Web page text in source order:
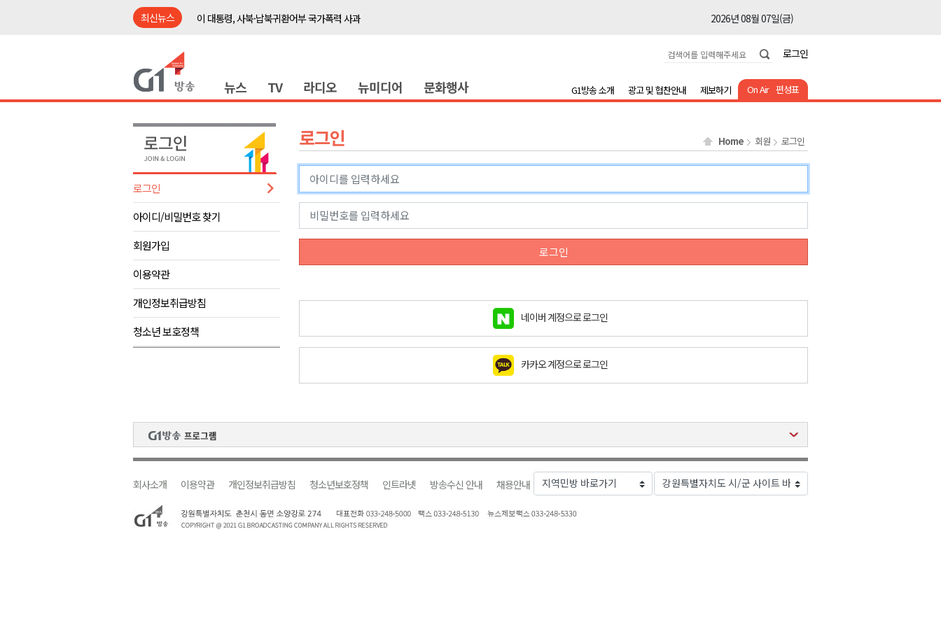
최신뉴스
이 대통령, 사북·납북귀환어부 국가폭력 사과
2026년 08월 07일(금)
2026년 08월 07일(금)
이광재 국회 예결위원장, 강릉시 초청 특별 강연
2026년 08월 07일(금)
육동한 시장, 국제스케이트장 춘천 유치 건의
영월군, 국·도비 확보 보고회 개최
2026년 08월 07일(금)
삼척 공공산후조리원 이전 시급
강원자치도교육청 교감급 이상 387명 인사
2026년 08월 07일(금)
도-시군 첫 간담회..우상호 "하나된 공동체"
이 대통령, 사북·납북귀환어부 국가폭력 사과
2026년 08월 07일(금)
여름축제 더위와 전쟁..물놀이 접목
2026년 08월 07일(금)
강원도, 최휘영 문체부장관과 정책간담회
이광재 국회 예결위원장, 강릉시 초청 특별 강연
검찰청 폐지..해결 과제 산적
강원자치도교육청 교감급 이상 387명 인사
2026년 08월 07일(금)
로그인
뉴스 TV 라디오 뉴미디어 문화행사 On Air 편성표
G1방송 소개 광고 및 협찬안내 제보하기
로그인
아이디/비밀번호 찾기
회원가입
이용약관
개인정보취급방침
청소년 보호정책
로그인 Home 회원 로그인
로그인
네이버 계정으로 로그인
카카오 계정으로 로그인
회사소개 이용약관 개인정보취급방침 청소년보호정책 인트라넷 방송수신 안내 채용안내